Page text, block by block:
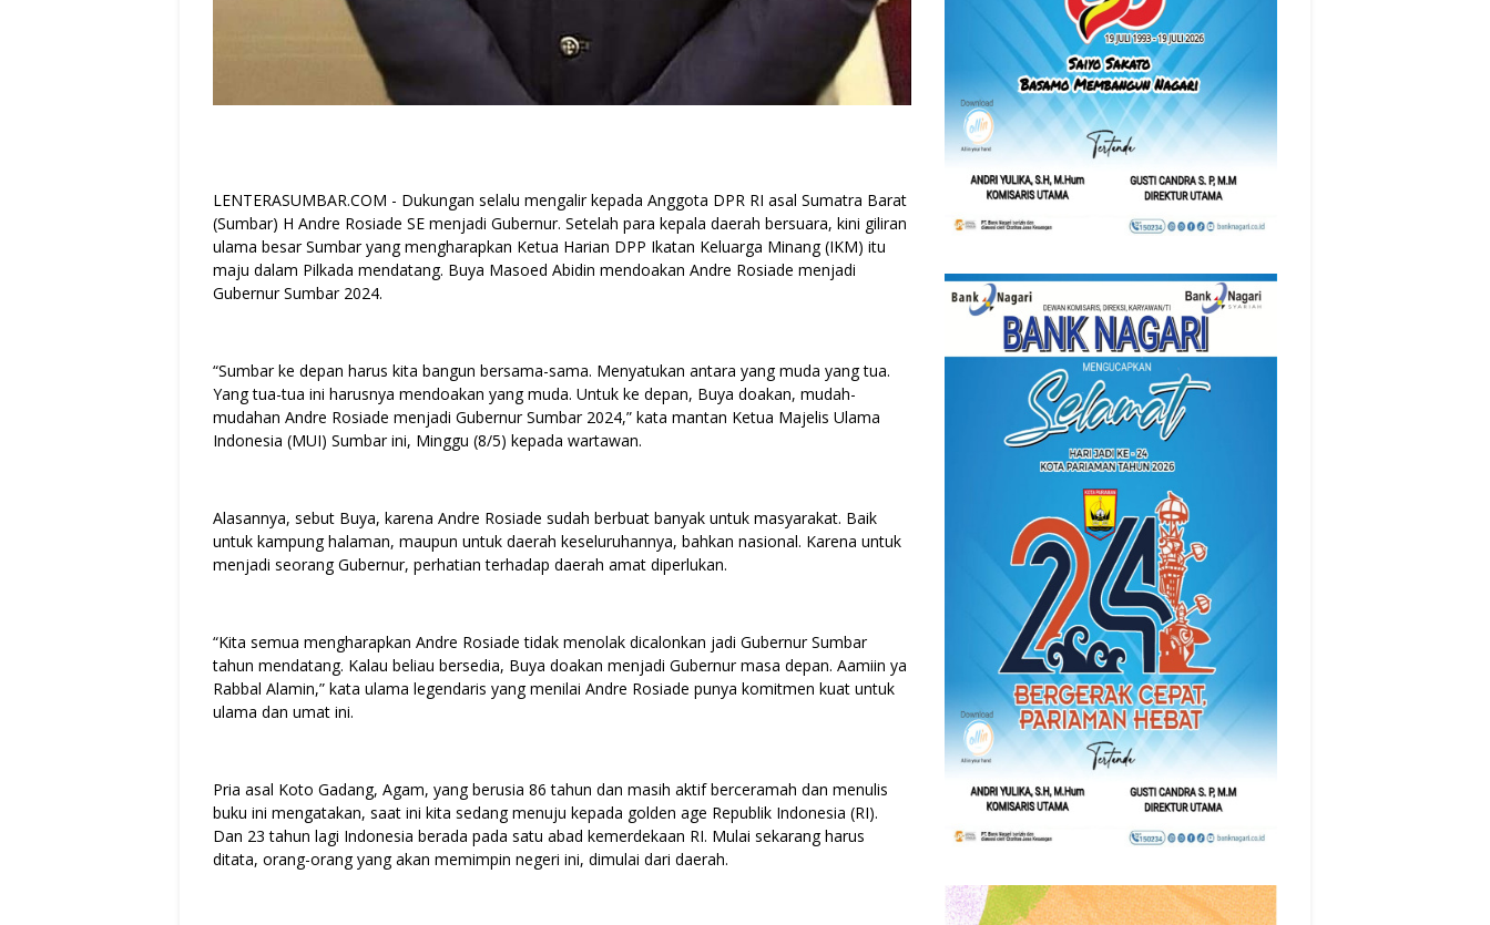
LENTERASUMBAR.COM - Dukungan selalu mengalir kepada Anggota DPR RI asal Sumatra Barat
(Sumbar) H Andre Rosiade SE menjadi Gubernur. Setelah para kepala daerah bersuara, kini giliran
ulama besar Sumbar yang mengharapkan Ketua Harian DPP Ikatan Keluarga Minang (IKM) itu
maju dalam Pilkada mendatang. Buya Masoed Abidin mendoakan Andre Rosiade menjadi
Gubernur Sumbar 2024.
“Sumbar ke depan harus kita bangun bersama-sama. Menyatukan antara yang muda yang tua.
Yang tua-tua ini harusnya mendoakan yang muda. Untuk ke depan, Buya doakan, mudah-
mudahan Andre Rosiade menjadi Gubernur Sumbar 2024,” kata mantan Ketua Majelis Ulama
Indonesia (MUI) Sumbar ini, Minggu (8/5) kepada wartawan.
Alasannya, sebut Buya, karena Andre Rosiade sudah berbuat banyak untuk masyarakat. Baik
untuk kampung halaman, maupun untuk daerah keseluruhannya, bahkan nasional. Karena untuk
menjadi seorang Gubernur, perhatian terhadap daerah amat diperlukan.
“Kita semua mengharapkan Andre Rosiade tidak menolak dicalonkan jadi Gubernur Sumbar
tahun mendatang. Kalau beliau bersedia, Buya doakan menjadi Gubernur masa depan. Aamiin ya
Rabbal Alamin,” kata ulama legendaris yang menilai Andre Rosiade punya komitmen kuat untuk
ulama dan umat ini.
Pria asal Koto Gadang, Agam, yang berusia 86 tahun dan masih aktif berceramah dan menulis
buku ini mengatakan, saat ini kita sedang menuju kepada golden age Republik Indonesia (RI).
Dan 23 tahun lagi Indonesia berada pada satu abad kemerdekaan RI. Mulai sekarang harus
ditata, orang-orang yang akan memimpin negeri ini, dimulai dari daerah.